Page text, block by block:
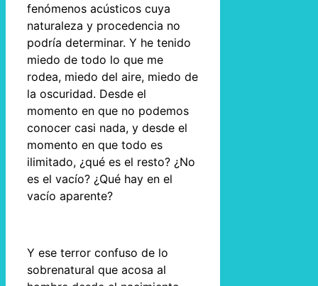
fenómenos acústicos cuya
naturaleza y procedencia no
podría determinar. Y he tenido
miedo de todo lo que me
rodea, miedo del aire, miedo de
la oscuridad. Desde el
momento en que no podemos
conocer casi nada, y desde el
momento en que todo es
ilimitado, ¿qué es el resto? ¿No
es el vacío? ¿Qué hay en el
vacío aparente?
Y ese terror confuso de lo
sobrenatural que acosa al